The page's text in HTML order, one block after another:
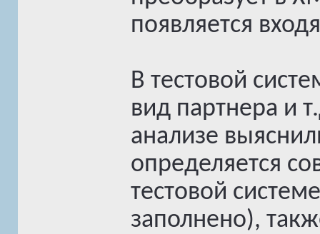
появляется
В тестовой
вид партнера и
анализе
определяется
тестовой
заполнено),